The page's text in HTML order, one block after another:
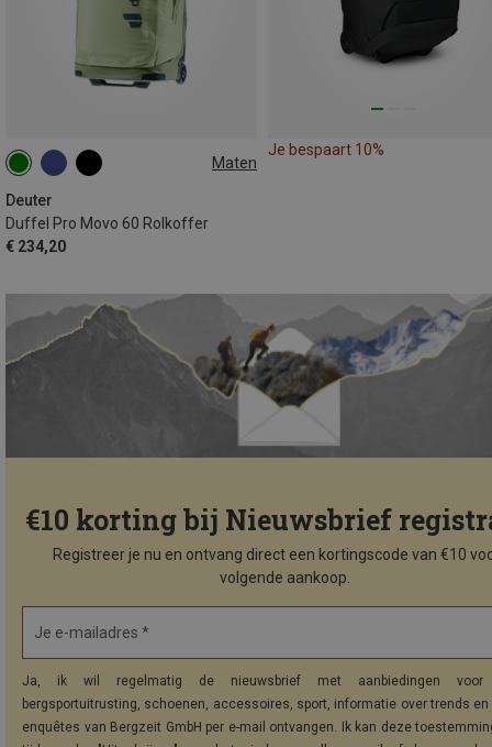
Maten
Deuter
Duffel Pro Movo 60 Rolkoffer
€ 234,20
60L
Je bespaart 10%
€10 korting bij Nieuwsbrief
Registreer je nu en ontvang direct een kortingscode van €10
volgende aankoop.
Je e-mailadres *
Ja, ik wil regelmatig de nieuwsbrief met aanbiedingen voor
bergsportuitrusting, schoenen, accessoires, sport, informatie over trends
enquêtes van Bergzeit GmbH per e-mail ontvangen. Ik kan deze